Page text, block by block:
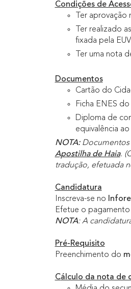
Condições de
Ter
Ter realizado
fixada pela
Ter uma nota
Documentos
Cartão do
Ficha ENES
Diploma de
equivalência
NOTA:Documentos
Apostilha de Haia.
tradução, efetuada
Candidatura
Inscreva-se no
Efetue o
NOTA: A
Pré-Requisito
Preenchimento do
Cálculo da nota de